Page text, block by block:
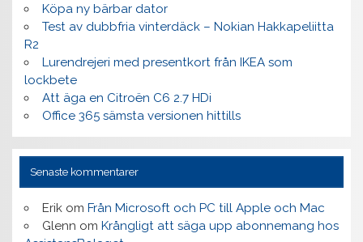
Köpa ny bärbar dator
Test av dubbfria vinterdäck – Nokian Hakkapeliitta
R2
Lurendrejeri med presentkort från IKEA som
lockbete
Att äga en Citroën C6 2.7 HDi
Office 365 sämsta versionen hittills
Senaste kommentarer
Erikom Från Microsoft och PC till Apple och Mac
Glenn om Krångligt att säga upp abonnemang hos